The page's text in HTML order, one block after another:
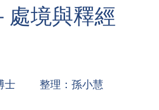
處境與釋經
士 整理：孫小慧